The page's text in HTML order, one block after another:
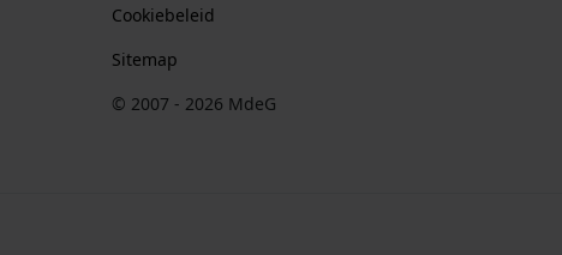
Cookiebeleid
Sitemap
© 2007 - 2026 MdeG